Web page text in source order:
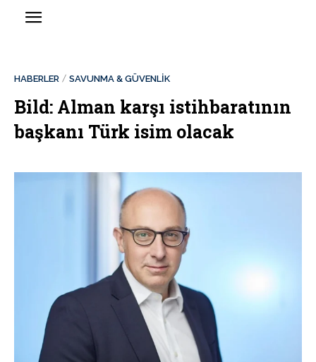
HABERLER SAVUNMA & GÜVENLİK
Bild: Alman karşı istihbaratının
başkanı Türk isim olacak